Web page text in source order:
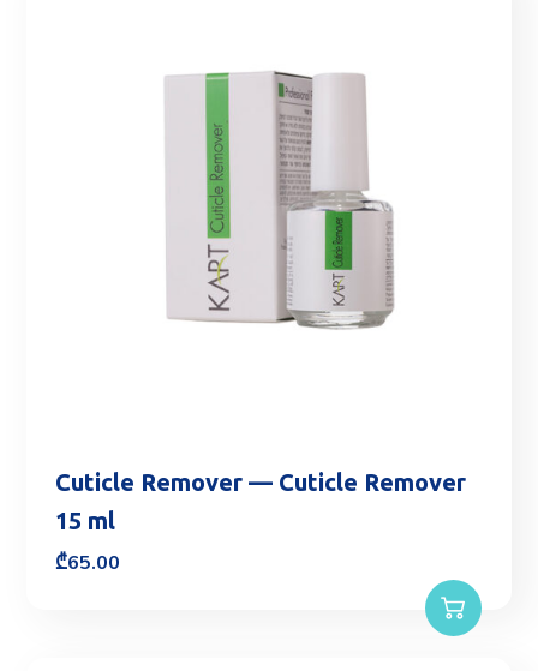
Cuticle Remover — Cuticle Remover
15 ml
₾65.00